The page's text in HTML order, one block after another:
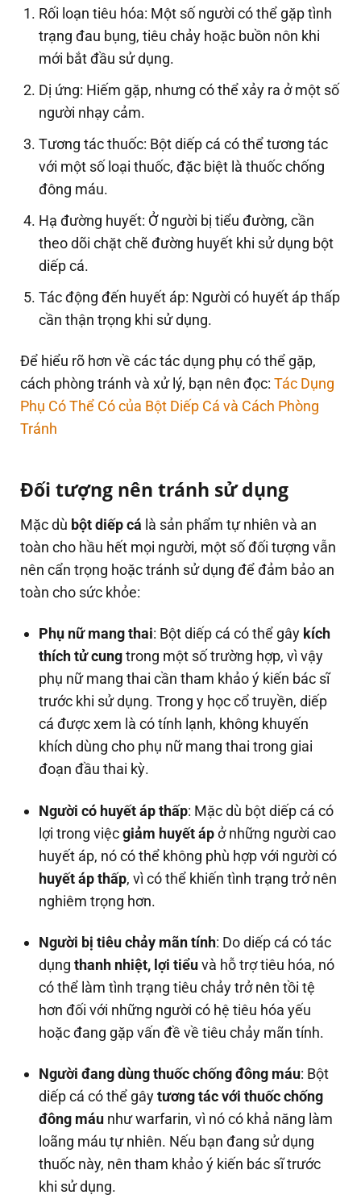
Rối loạn tiêu hóa: Một số người có thể gặp tình
trạng đau bụng, tiêu chảy hoặc buồn nôn khi
mới bắt đầu sử dụng.
Dị ứng: Hiếm gặp, nhưng có thể xảy ra ở một số
người nhạy cảm.
Tương tác thuốc: Bột diếp cá có thể tương tác
với một số loại thuốc, đặc biệt là thuốc chống
đông máu.
Hạ đường huyết: Ở người bị tiểu đường, cần
theo dõi chặt chẽ đường huyết khi sử dụng bột
diếp cá.
Tác động đến huyết áp: Người có huyết áp thấp
cần thận trọng khi sử dụng.
Để hiểu rõ hơn về các tác dụng phụ có thể gặp,
cách phòng tránh và xử lý, bạn nên đọc: Tác Dụng
Phụ Có Thể Có của Bột Diếp Cá và Cách Phòng
Tránh
Đối tượng nên tránh sử dụng
Mặc dù bột diếp cá là sản phẩm tự nhiên và an
toàn cho hầu hết mọi người, một số đối tượng vẫn
nên cẩn trọng hoặc tránh sử dụng để đảm bảo an
toàn cho sức khỏe:
Phụ nữ mang thai: Bột diếp cá có thể gây kích
thích tử cungtrong một số trường hợp, vì vậy
phụ nữ mang thai cần tham khảo ý kiến bác sĩ
trước khi sử dụng. Trong y học cổ truyền, diếp
cá được xem là có tính lạnh, không khuyến
khích dùng cho phụ nữ mang thai trong giai
đoạn đầu thai kỳ.
Người có huyết áp thấp: Mặc dù bột diếp cá có
lợi trong việcgiảm huyết ápở những người cao
huyết áp, nó có thể không phù hợp với người có
huyết áp thấp, vì có thể khiến tình trạng trở nên
nghiêm trọng hơn.
Người bị tiêu chảy mãn tính: Do diếp cá có tác
dụngthanh nhiệt, lợi tiểuvà hỗ trợ tiêu hóa, nó
có thể làm tình trạng tiêu chảy trở nên tồi tệ
hơn đối với những người có hệ tiêu hóa yếu
hoặc đang gặp vấn đề về tiêu chảy mãn tính.
Người đang dùng thuốc chống đông máu: Bột
diếp cá có thể gâytương tác với thuốc chống
đông máu như warfarin, vì nó có khả năng làm
loãng máu tự nhiên. Nếu bạn đang sử dụng
thuốc này, nên tham khảo ý kiến bác sĩ trước
khi sử dụng.